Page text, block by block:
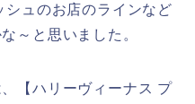
シュのお店のラインなど
～と思いました。
【ハリーヴィーナス プ